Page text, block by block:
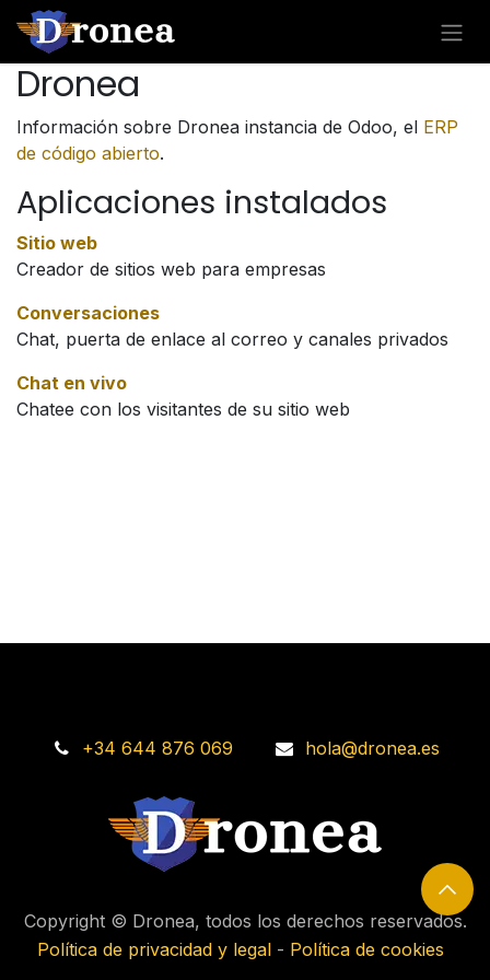
Ir al contenido
Dronea
Información sobre Dronea instancia de Odoo, el ERP
de código abierto.
Aplicaciones instalados
Sitio web
Creador de sitios web para empresas
Conversaciones
Chat, puerta de enlace al correo y canales privados
Chat en vivo
Chatee con los visitantes de su sitio web
+34 644 876 069 hola@dronea.es
Copyright © Dronea, todos los derechos reservados.
Política de privacidad y legal - Política de cookies